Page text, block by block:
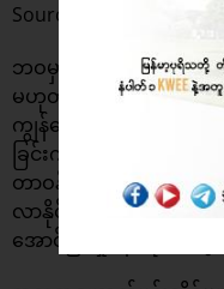
Source: On-Brand
ဘဝမှာ ဖြစ်ပျက်လာတဲ့အ
မဟုတ်ပါဘူး။ ဒါပေမယ့်
ကျွန်တော်တို့မှာ တာဝန်ရှိ
ခြင်းက အခြေအနေကို ပြ
တာဝန်အပြည့်ယူခြင်း
လာနိုင်စေပါတယ်။ အမှာ
အောင်မြင်မှုပန်းတိုင်အတွ